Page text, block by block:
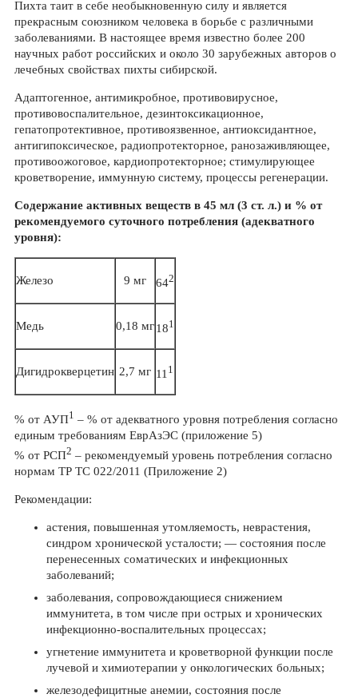
Пихта таит в себе необыкновенную силу и является
прекрасным союзником человека в борьбе с различными
заболеваниями. В настоящее время известно более 200
научных работ российских и около 30 зарубежных авторов о
лечебных свойствах пихты сибирской.
Адаптогенное, антимикробное, противовирусное,
противовоспалительное, дезинтоксикационное,
гепатопротективное, противоязвенное, антиоксидантное,
антигипоксическое, радиопротекторное, ранозаживляющее,
противоожоговое, кардиопротекторное; стимулирующее
кроветворение, иммунную систему, процессы регенерации.
Содержание активных веществ в 45 мл (3 ст. л.) и % от
рекомендуемого суточного потребления (адекватного
уровня):
Железо 9 мг 642
Медь 0,18 мг181
Дигидрокверцетин 2,7 мг 11 1
% от АУП1 – % от адекватного уровня потребления согласно
единым требованиям ЕврАзЭС (приложение 5)
% от РСП2 – рекомендуемый уровень потребления согласно
нормам ТР ТС 022/2011 (Приложение 2)
Рекомендации:
астения, повышенная утомляемость, неврастения,
синдром хронической усталости; — состояния после
перенесенных соматических и инфекционных
заболеваний;
заболевания, сопровождающиеся снижением
иммунитета, в том числе при острых и хронических
инфекционно-воспалительных процессах;
угнетение иммунитета и кроветворной функции после
лучевой и химиотерапии у онкологических больных;
железодефицитные анемии, состояния после